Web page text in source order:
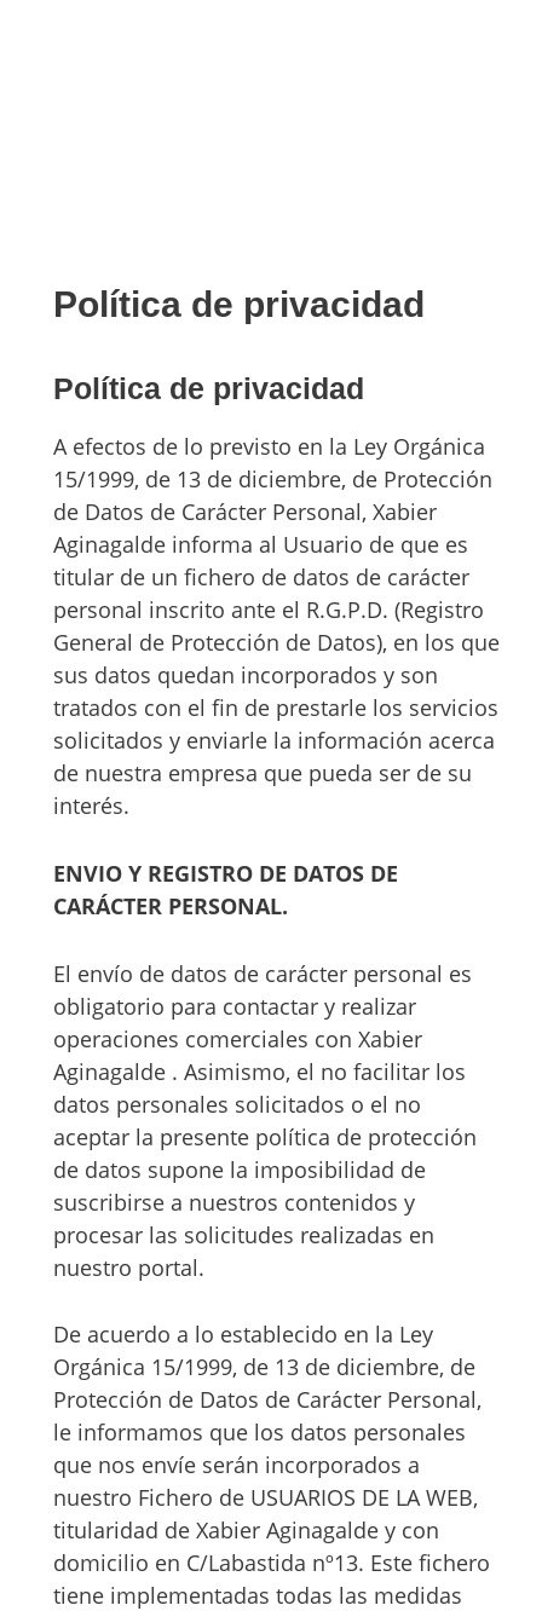
Política de privacidad
Política de privacidad
A efectos de lo previsto en la Ley Orgánica
15/1999, de 13 de diciembre, de Protección
de Datos de Carácter Personal, Xabier
Aginagalde informa al Usuario de que es
titular de un fichero de datos de carácter
personal inscrito ante el R.G.P.D. (Registro
General de Protección de Datos), en los que
sus datos quedan incorporados y son
tratados con el fin de prestarle los servicios
solicitados y enviarle la información acerca
de nuestra empresa que pueda ser de su
interés.
ENVIO Y REGISTRO DE DATOS DE
CARÁCTER PERSONAL.
El envío de datos de carácter personal es
obligatorio para contactar y realizar
operaciones comerciales con Xabier
Aginagalde . Asimismo, el no facilitar los
datos personales solicitados o el no
aceptar la presente política de protección
de datos supone la imposibilidad de
suscribirse a nuestros contenidos y
procesar las solicitudes realizadas en
nuestro portal.
De acuerdo a lo establecido en la Ley
Orgánica 15/1999, de 13 de diciembre, de
Protección de Datos de Carácter Personal,
le informamos que los datos personales
que nos envíe serán incorporados a
nuestro Fichero de USUARIOS DE LA WEB,
titularidad de Xabier Aginagalde y con
domicilio en C/Labastida nº13. Este fichero
tiene implementadas todas las medidas